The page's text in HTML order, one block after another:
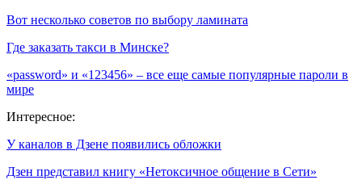
Вот несколько советов по выбору ламината
Где заказать такси в Минске?
«password» и «123456» – все еще самые популярные пароли в
мире
Интересное:
У каналов в Дзене появились обложки
Дзен представил книгу «Нетоксичное общение в Сети»